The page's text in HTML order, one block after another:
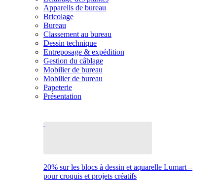
Appareils de bureau
Bricolage
Bureau
Classement au bureau
Dessin technique
Entreposage & expédition
Gestion du câblage
Mobilier de bureau
Mobilier de bureau
Papeterie
Présentation
20% sur les blocs à dessin et aquarelle Lumart –
pour croquis et projets créatifs